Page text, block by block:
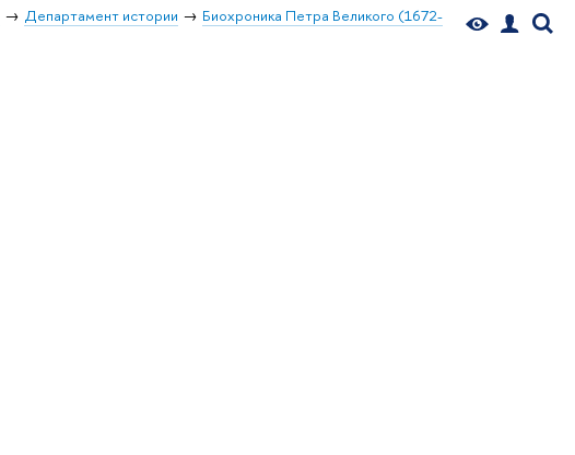
Департамент истории
Биохроника Петра Великого (1672-